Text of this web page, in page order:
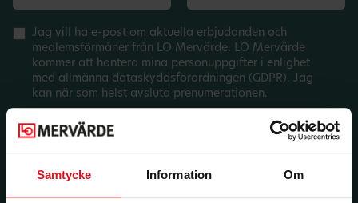
Samtycke Information Om
Jag vill ha e-post om aktuella erbjudanden och
medlemsförmåner från LO Mervärde. LO Mervärde
kommer att hantera mina personuppgifter i enlighet
med allmänna dataskyddsförordningen (GDPR). Jag
kan när som helst avsluta prenumerationen.